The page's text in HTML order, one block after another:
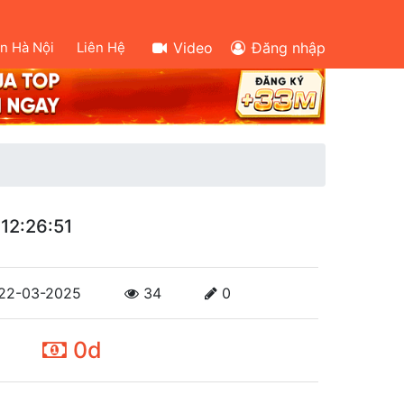
Hà Nội Liên Hệ Video Đăng nhập
03-2025 34 0
0d